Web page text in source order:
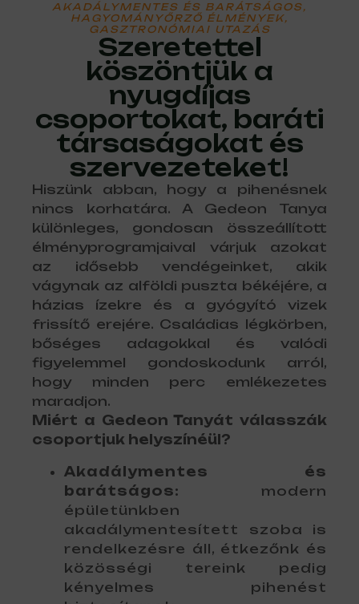
AKADÁLYMENTES ÉS BARÁTSÁGOS,
HAGYOMÁNYŐRZŐ ÉLMÉNYEK,
GASZTRONÓMIAI UTAZÁS
Szeretettel
köszöntjük a
nyugdíjas
csoportokat, baráti
társaságokat és
szervezeteket!
Hiszünk abban, hogy a pihenésnek
nincs korhatára. A Gedeon Tanya
különleges, gondosan összeállított
élményprogramjaival várjuk azokat
az idősebb vendégeinket, akik
vágynak az alföldi puszta békéjére, a
házias ízekre és a gyógyító vizek
frissítő erejére. Családias légkörben,
bőséges adagokkal és valódi
figyelemmel gondoskodunk arról,
hogy minden perc emlékezetes
maradjon.
Miért a Gedeon Tanyát válasszák
csoportjuk helyszínéül?
Akadálymentes és
barátságos: modern
épületünkben
akadálymentesített szoba is
rendelkezésre áll, étkezőnk és
közösségi tereink pedig
kényelmes pihenést